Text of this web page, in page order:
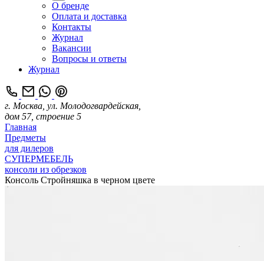
О бренде
Оплата и доставка
Контакты
Журнал
Вакансии
Вопросы и ответы
Журнал
г. Москва, ул. Молодогвардейская,
дом 57, строение 5
Главная
Предметы
для дилеров
СУПЕРМЕБЕЛЬ
консоли из обрезков
Консоль Стройняшка в черном цвете